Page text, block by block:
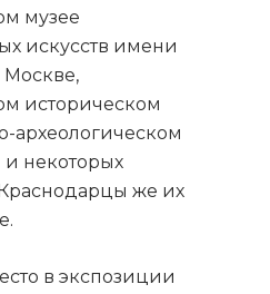
музее
искусств имени
историческом
археологическом
и некоторых
же их
в экспозиции